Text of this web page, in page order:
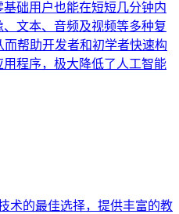
础用户也能在短短几分钟内
文本、音频及视频等多种复
帮助开发者和初学者快速构
程序，极大降低了人工智能
术的最佳选择，提供丰富的教